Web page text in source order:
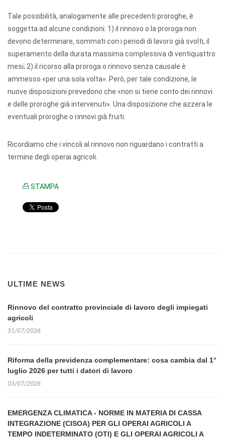
Tale possibilità, analogamente alle precedenti proroghe, è
soggetta ad alcune condizioni: 1) il rinnovo o la proroga non
devono determinare, sommati con i periodi di lavoro già svolti, il
superamento della durata massima complessiva di ventiquattro
mesi; 2) il ricorso alla proroga o rinnovo senza causale è
ammesso «per una sola volta». Però, per tale condizione, le
nuove disposizioni prevedono che «non si tiene conto dei rinnovi
e delle proroghe già intervenuti». Una disposizione che azzera le
eventuali proroghe o rinnovi già fruiti.
Ricordiamo che i vincoli al rinnovo non riguardano i contratti a
termine degli operai agricoli.
STAMPA
ULTIME NEWS
Rinnovo del contratto provinciale di lavoro degli impiegati
agricoli
31/07/2026
Riforma della previdenza complementare: cosa cambia dal 1°
luglio 2026 per tutti i datori di lavoro
03/07/2026
EMERGENZA CLIMATICA - NORME IN MATERIA DI CASSA
INTEGRAZIONE (CISOA) PER GLI OPERAI AGRICOLI A
TEMPO INDETERMINATO (OTI) E GLI OPERAI AGRICOLI A